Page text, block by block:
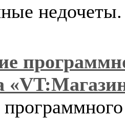
недочеты.
программного